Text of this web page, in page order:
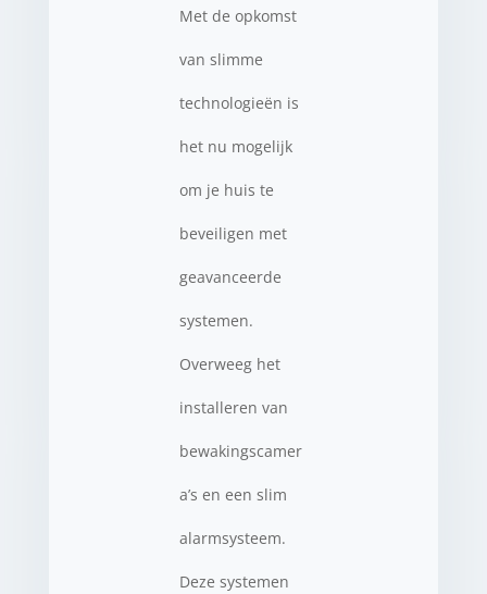
Met de opkomst
van slimme
technologieën is
het nu mogelijk
om je huis te
beveiligen met
geavanceerde
systemen.
Overweeg het
installeren van
bewakingscamer
a’s en een slim
alarmsysteem.
Deze systemen